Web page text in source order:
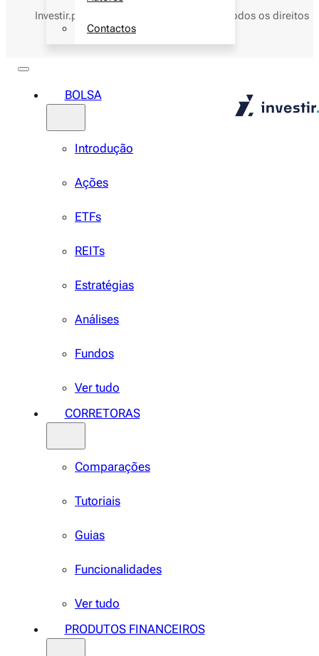
Contactos
BOLSA
Introdução
Ações
ETFs
REITs
Estratégias
Análises
Fundos
Ver tudo
CORRETORAS
Comparações
Tutoriais
Guias
Funcionalidades
Ver tudo
PRODUTOS FINANCEIROS
Investir.pt ® marca nacional
- Todos os direitos
reservados © 2026